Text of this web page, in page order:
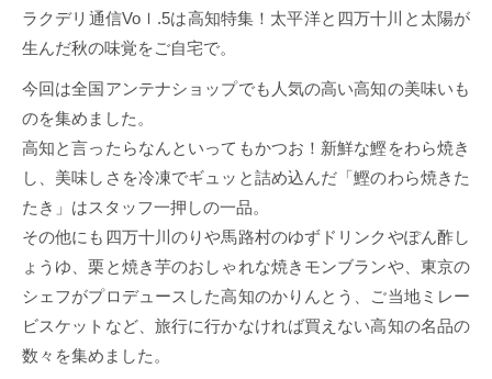
ラクデリ通信Voｌ.5は高知特集！太平洋と四万十川と太陽が
生んだ秋の味覚をご自宅で。
今回は全国アンテナショップでも人気の高い高知の美味いも
のを集めました。
高知と言ったらなんといってもかつお！新鮮な鰹をわら焼き
し、美味しさを冷凍でギュッと詰め込んだ「鰹のわら焼きた
たき」はスタッフ一押しの一品。
その他にも四万十川のりや馬路村のゆずドリンクやぽん酢し
ょうゆ、栗と焼き芋のおしゃれな焼きモンブランや、東京の
シェフがプロデュースした高知のかりんとう、ご当地ミレー
ビスケットなど、旅行に行かなければ買えない高知の名品の
数々を集めました。